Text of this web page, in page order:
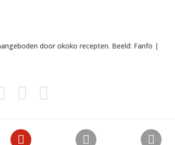
doorokoko recepten. Beeld: Fanfo |